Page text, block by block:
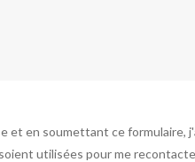
et en soumettant ce formulaire,
utilisées pour me